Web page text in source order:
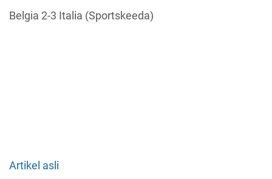
Belgia 2-3 Italia (Sportskeeda)
Artikel asli